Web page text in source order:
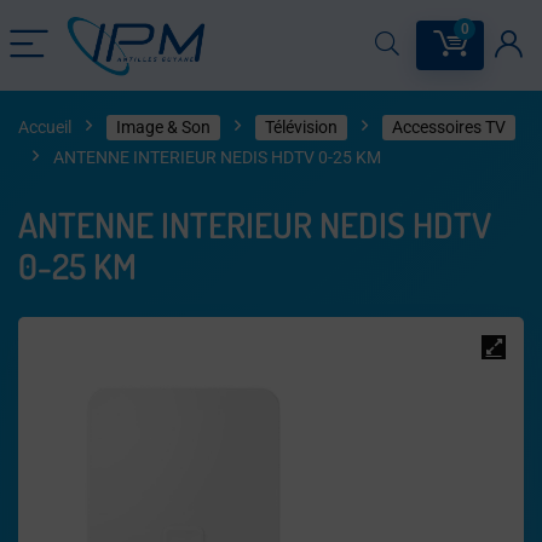
0
Accueil Image & Son Télévision
Accessoires TV
ANTENNE INTERIEUR NEDIS HDTV 0-25 KM
ANTENNE INTERIEUR NEDIS HDTV
0-25 KM